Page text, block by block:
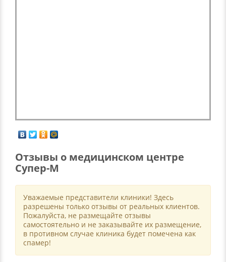
Отзывы о медицинском центре
Супер-М
Уважаемые представители клиники! Здесь
разрешены только отзывы от реальных клиентов.
Пожалуйста, не размещайте отзывы
самостоятельно и не заказывайте их размещение,
в противном случае клиника будет помечена как
спамер!